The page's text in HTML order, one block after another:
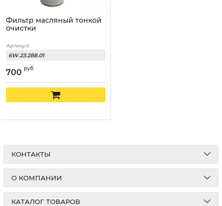
Фильтр масляный тонкой
очистки
Артикул:
6W.23.288.01
700 руб
КОНТАКТЫ
О КОМПАНИИ
КАТАЛОГ ТОВАРОВ